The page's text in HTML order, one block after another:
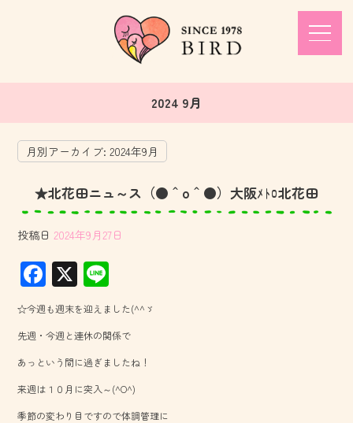
2024 9月
月別アーカイブ:2024年9月
★北花田ニュ～ス（●＾o＾●）大阪ﾒﾄﾛ北花田
投稿日 2024年9月27日
F
ac
e
b
o
ok
X
ne
☆今週も週末を迎えました(^^ゞ
先週・今週と連休の関係で
あっという間に過ぎましたね！
来週は１０月に突入～(^O^)
季節の変わり目ですので体調管理に